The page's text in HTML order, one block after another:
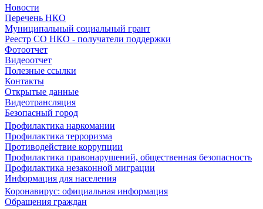
Новости
Перечень НКО
Муниципальный социальный грант
Реестр СО НКО - получатели поддержки
Фотоотчет
Видеоотчет
Полезные ссылки
Контакты
Открытые данные
Видеотрансляция
Безопасный город
Профилактика наркомании
Профилактика терроризма
Противодействие коррупции
Профилактика правонарушений, общественная безопасность
Профилактика незаконной миграции
Информация для населения
Коронавирус: официальная информация
Обращения граждан